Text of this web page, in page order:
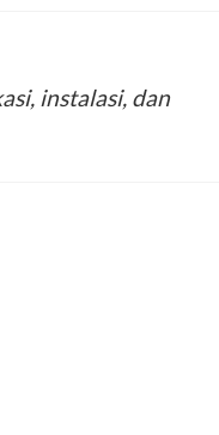
instalasi, dan